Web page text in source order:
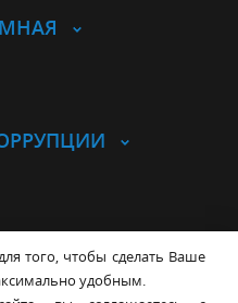
сайта
того, чтобы сделать Ваше
удобным.